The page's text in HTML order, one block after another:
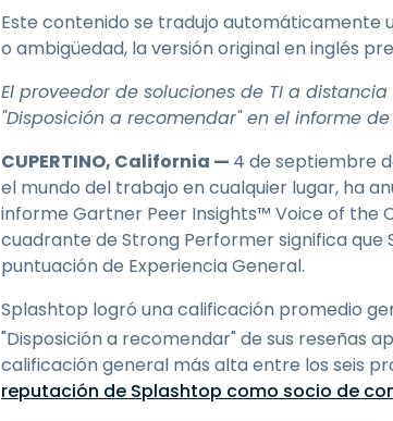
de
Este contenido se tradujo automáticamente
o ambigüedad, la versión original en inglés
El proveedor de soluciones de TI a
"Disposición a recomendar" en el informe
CUPERTINO, California — 4 de septiembre
el mundo del trabajo en cualquier lugar, ha
informe Gartner Peer Insights™ Voice of the
cuadrante de Strong Performer significa
puntuación de Experiencia General.
Splashtop logró una calificación promedio
"Disposición a recomendar" de sus reseñas
calificación general más alta entre los seis
reputación de Splashtop como socio de